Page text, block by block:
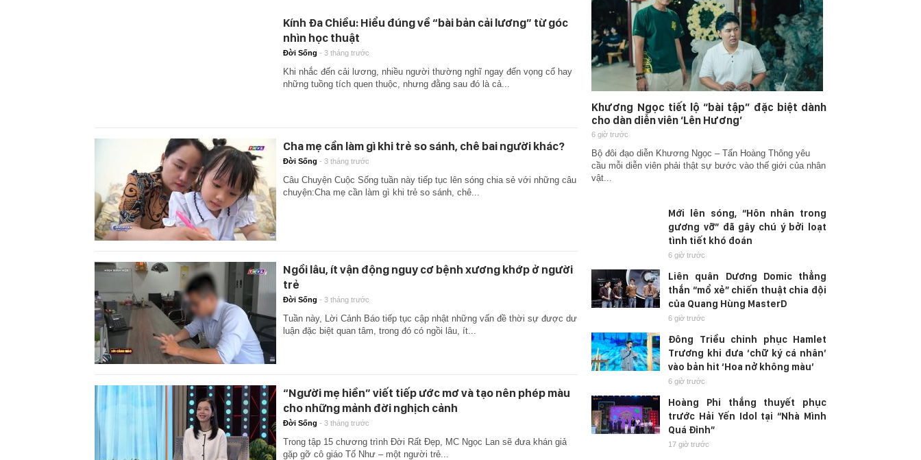
Kính Đa Chiều: Hiểu đúng về “bài bản cải lương” từ góc
nhìn học thuật
Đời Sống - 3 tháng trước
Khi nhắc đến cải lương, nhiều người thường nghĩ ngay đến vọng cổ hay
những tuồng tích quen thuộc, nhưng đằng sau đó là cả...
Cha mẹ cần làm gì khi trẻ so sánh, chê bai người khác?
Đời Sống - 3 tháng trước
Câu Chuyện Cuộc Sống tuần này tiếp tục lên sóng chia sẻ với những câu
chuyện:Cha mẹ cần làm gì khi trẻ so sánh, chê...
Ngồi lâu, ít vận động nguy cơ bệnh xương khớp ở người
trẻ
Đời Sống - 3 tháng trước
Tuần này, Lời Cảnh Báo tiếp tục cập nhật những vấn đề thời sự được dư
luận đặc biệt quan tâm, trong đó có ngồi lâu, ít...
“Người mẹ hiền” viết tiếp ước mơ và tạo nên phép màu
cho những mảnh đời nghịch cảnh
Đời Sống - 3 tháng trước
Trong tập 15 chương trình Đời Rất Đẹp, MC Ngọc Lan sẽ đưa khán giả
gặp gỡ cô giáo Tố Như – một người trẻ...
Khương Ngọc tiết lộ “bài tập” đặc biệt dành
cho dàn diễn viên ‘Lên Hương’
6 giờ trước
Bộ đôi đạo diễn Khương Ngọc – Tấn Hoàng Thông yêu
cầu mỗi diễn viên phải thật sự bước vào thế giới của nhân
vật...
Mới lên sóng, “Hôn nhân trong
gương vỡ” đã gây chú ý bởi loạt
tình tiết khó đoán
6 giờ trước
Liên quân Dương Domic thẳng
thắn “mổ xẻ” chiến thuật chia đội
của Quang Hùng MasterD
6 giờ trước
Đông Triều chinh phục Hamlet
Trương khi đưa ‘chữ ký cá nhân’
vào bản hit ‘Hoa nở không màu’
6 giờ trước
Hoàng Phi thắng thuyết phục
trước Hải Yến Idol tại “Nhà Mình
Quá Đỉnh”
17 giờ trước